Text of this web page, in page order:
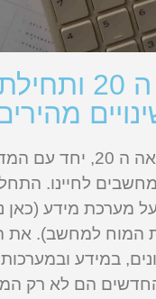
המאה ה 20
במהלך המאה ה 20,
לחיינו.
מערכת מידע (כאן
המוח למחשב). את
במידע
הם לא רק